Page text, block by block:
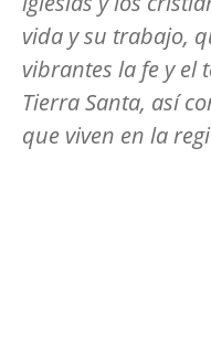
vida y su trabajo,
vibrantes la fe y el
Tierra Santa, así
que viven en la